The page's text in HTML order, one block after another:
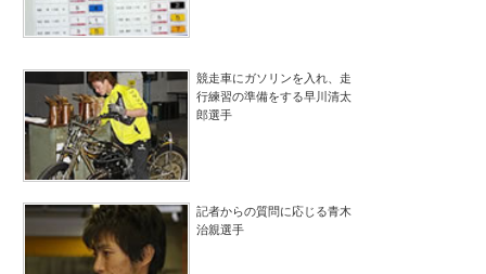
競走車にガソリンを入れ、走
行練習の準備をする早川清太
郎選手
記者からの質問に応じる青木
治親選手